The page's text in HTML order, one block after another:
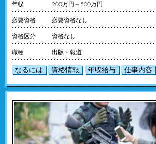
年収 200万円～500万円
必要資格 必要資格なし
資格区分 資格なし
職種 出版・報道
なるには 資格情報 年収給与 仕事内容